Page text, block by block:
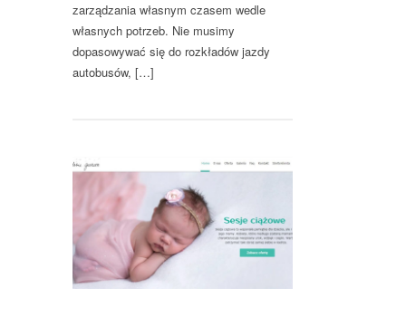
zarządzania własnym czasem wedle
własnych potrzeb. Nie musimy
dopasowywać się do rozkładów jazdy
autobusów, […]